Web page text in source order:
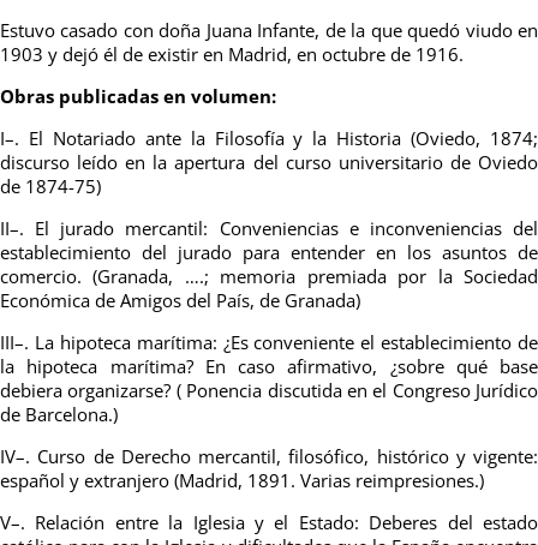
Estuvo casado con doña Juana Infante, de la que quedó viudo en
1903 y dejó él de existir en Madrid, en octubre de 1916.
Obras publicadas en volumen:
I–. El Notariado ante la Filosofía y la Historia (Oviedo, 1874;
discurso leído en la apertura del curso universitario de Oviedo
de 1874-75)
II–. El jurado mercantil: Conveniencias e inconveniencias del
establecimiento del jurado para entender en los asuntos de
comercio. (Granada, ….; memoria premiada por la Sociedad
Económica de Amigos del País, de Granada)
III–. La hipoteca marítima: ¿Es conveniente el establecimiento de
la hipoteca marítima? En caso afirmativo, ¿sobre qué base
debiera organizarse? ( Ponencia discutida en el Congreso Jurídico
de Barcelona.)
IV–. Curso de Derecho mercantil, filosófico, histórico y vigente:
español y extranjero (Madrid, 1891. Varias reimpresiones.)
V–. Relación entre la Iglesia y el Estado: Deberes del estado